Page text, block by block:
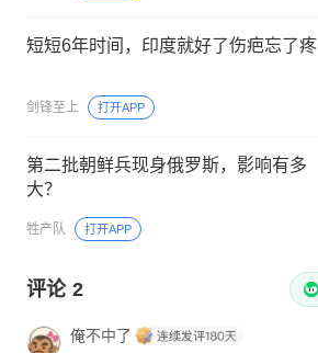
短短6年时间，印度就好了伤疤忘了疼
剑锋至上 打开APP
第二批朝鲜兵现身俄罗斯，影响有多
大？
牲产队 打开APP
评论 2
俺不中了